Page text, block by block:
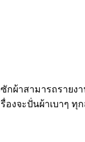
ซักผ้าสามารถราย
รื่องจะปั่นผ้าเบาๆ